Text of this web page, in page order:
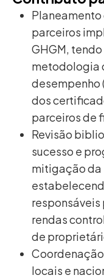
Planeamento
parceiros
GHGM,
metodologia
desempenho
dos
parceiros de
Revisão
sucesso e
mitigação da
rendas
de
locais e